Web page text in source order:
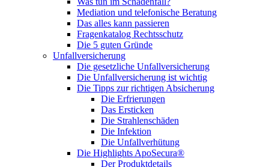
Mediation und telefonische Beratung
Das alles kann passieren
Fragenkatalog Rechtsschutz
Die 5 guten Gründe
Unfallversicherung
Die gesetzliche Unfallversicherung
Die Unfallversicherung ist wichtig
Die Tipps zur richtigen Absicherung
Die Erfrierungen
Das Ersticken
Die Strahlenschäden
Die Infektion
Die Unfallverhütung
Die Highlights ApoSecura®
Der Produktdetails